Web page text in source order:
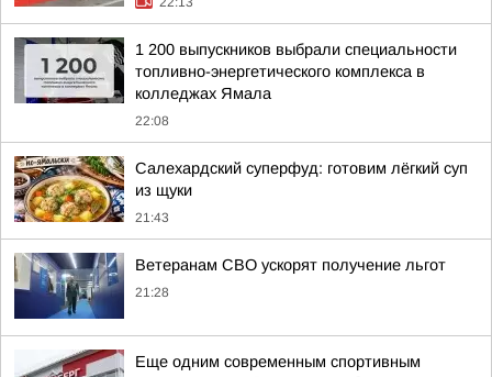
1 200 выпускников выбрали специальности
топливно-энергетического комплекса в
колледжах Ямала
22:08
Салехардский суперфуд: готовим лёгкий суп
из щуки
21:43
Ветеранам СВО ускорят получение льгот
21:28
Еще одним современным спортивным